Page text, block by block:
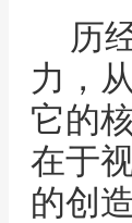
历
力，
它的
在于
的创